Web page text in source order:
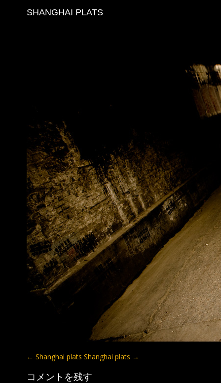
SHANGHAI PLATS
← Shanghai plats Shanghai plats →
コメントを残す